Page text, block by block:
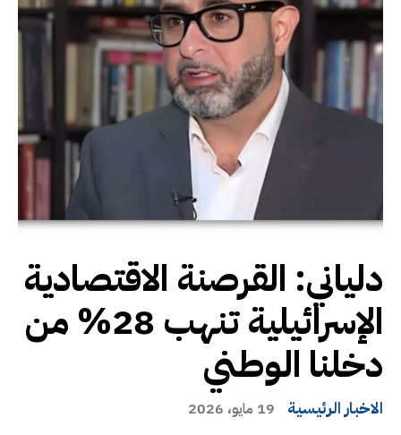
دلياني: القرصنة الاقتصادية
الإسرائيلية تنهب 28% من
دخلنا الوطني
الاخبار الرئيسية 19 مايو، 2026